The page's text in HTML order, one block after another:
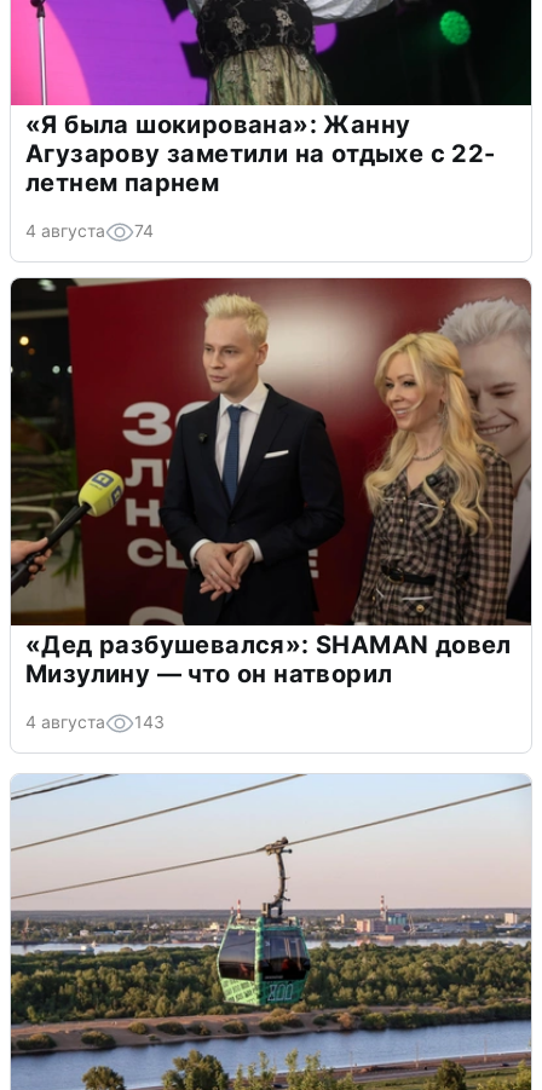
«Я была шокирована»: Жанну
Агузарову заметили на отдыхе с 22-
летнем парнем
4 августа 74
«Дед разбушевался»: SHAMAN довел
Мизулину — что он натворил
4 августа 143